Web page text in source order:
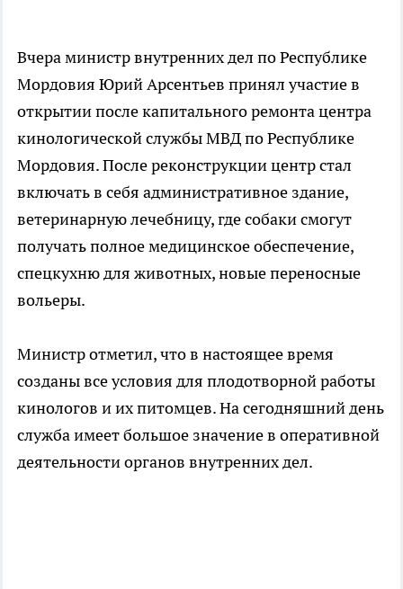
Вчера министр внутренних дел по Республике
Мордовия Юрий Арсентьев принял участие в
открытии после капитального ремонта центра
кинологической службы МВД по Республике
Мордовия. После реконструкции центр стал
включать в себя административное здание,
ветеринарную лечебницу, где собаки смогут
получать полное медицинское обеспечение,
спецкухню для животных, новые переносные
вольеры.
Министр отметил, что в настоящее время
созданы все условия для плодотворной работы
кинологов и их питомцев. На сегодняшний день
служба имеет большое значение в оперативной
деятельности органов внутренних дел.